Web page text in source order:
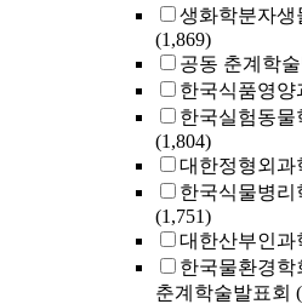
생화학분자생
(1,869)
공동 춘계학
한국식품영양
한국실험동물
(1,804)
대한정형외과
한국식물병리
(1,751)
대한산부인과
한국물환경학
춘계학술발표회